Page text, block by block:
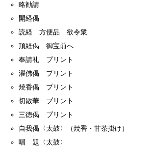
略勧請
開経偈
読経 方便品 欲令衆
頂経偈 御宝前へ
奉請礼 プリント
濯佛偈 プリント
焼香偈 プリント
切散華 プリント
三徳偈 プリント
自我偈〈太鼓〉（焼香・甘茶掛け）
唱 題〈太鼓〉